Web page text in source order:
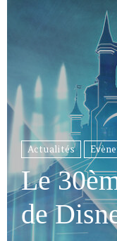
Actualités
Le
de